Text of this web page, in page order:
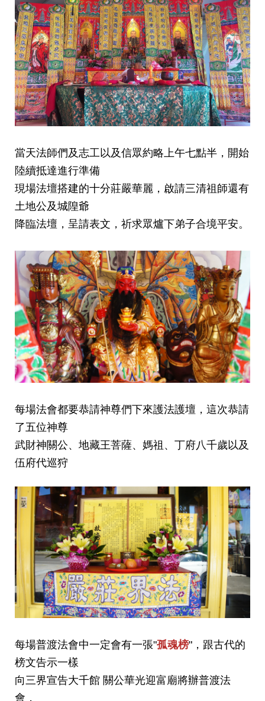
當天法師們及志工以及信眾約略上午七點半 ， 開始
陸續抵達進行準備
現場法壇搭建的十分莊嚴華麗，啟請三清祖師還有
土地公及城隍爺
降臨法壇，呈請表文，祈求眾爐下弟子合境平安。
每場法會都要恭請神尊們下來護法護壇 ，這次恭請
了五位神尊
武財神關公、地藏王菩薩、媽祖 、丁府八千歲以及
伍府代巡狩
每場普渡法會中一定會有一張"孤魂榜"，跟古代的
榜文告示一樣
向三界宣告大千館 關公華光迎富廟將辦普渡法
會 ，